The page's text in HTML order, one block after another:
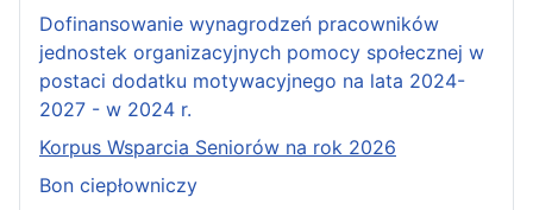
Dofinansowanie wynagrodzeń pracowników
jednostek organizacyjnych pomocy społecznej w
postaci dodatku motywacyjnego na lata 2024-
2027 - w 2024 r.
Korpus Wsparcia Seniorów na rok 2026
Bon ciepłowniczy